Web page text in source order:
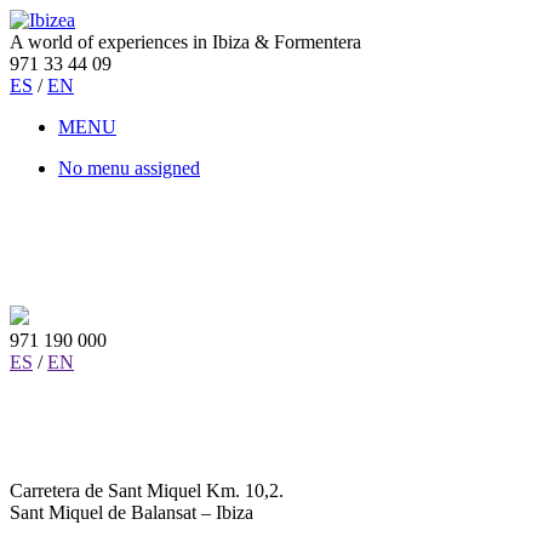
A world of experiences in Ibiza & Formentera
971 33 44 09
ES / EN
MENU
No menu assigned
971 190 000
ES / EN
Carretera de Sant Miquel Km. 10,2.
Sant Miquel de Balansat – Ibiza